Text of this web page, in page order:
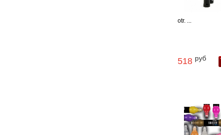
otr. ...
518 руб